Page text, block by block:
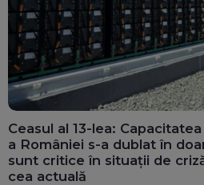
Ceasul al 13-lea:
a României s-a dublat în
sunt critice în situații de
cea actuală